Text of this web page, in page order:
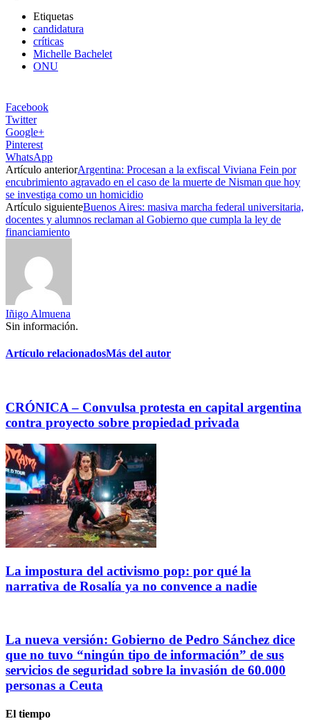
Etiquetas
candidatura
críticas
Michelle Bachelet
ONU
Facebook
Twitter
Google+
Pinterest
WhatsApp
Artículo anteriorArgentina: Procesan a la exfiscal Viviana Fein por
encubrimiento agravado en el caso de la muerte de Nisman que hoy
se investiga como un homicidio
Artículo siguienteBuenos Aires: masiva marcha federal universitaria,
docentes y alumnos reclaman al Gobierno que cumpla la ley de
financiamiento
Iñigo Almuena
Sin información.
Artículo relacionadosMás del autor
CRÓNICA – Convulsa protesta en capital argentina
contra proyecto sobre propiedad privada
La impostura del activismo pop: por qué la
narrativa de Rosalía ya no convence a nadie
La nueva versión: Gobierno de Pedro Sánchez dice
que no tuvo “ningún tipo de información” de sus
servicios de seguridad sobre la invasión de 60.000
personas a Ceuta
El tiempo